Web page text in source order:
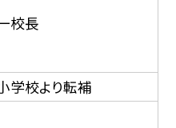
校長
学校より転補